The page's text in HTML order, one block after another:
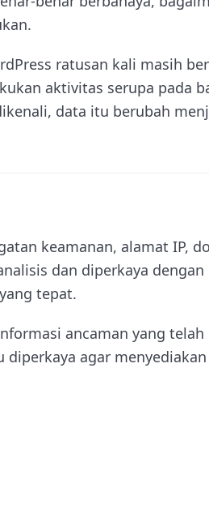
ratusan kali masih
aktivitas serupa pada
data itu berubah
keamanan, alamat IP,
dan diperkaya dengan
tepat.
ancaman yang telah
agar